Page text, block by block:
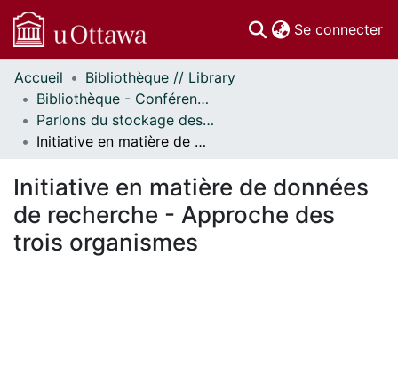
Se connecter
Communautés
et collections
Parcourir
Statistiques
À propos
Accueil
Bibliothèque // Library
Bibliothèque - Conférences // Library - Conferences
Parlons du stockage des données : Une conversation de recherche // Talking about data storage: A research data conversation
Initiative en matière de données de recherche - Approche des trois organismes
Initiative en matière de données
de recherche - Approche des
trois organismes